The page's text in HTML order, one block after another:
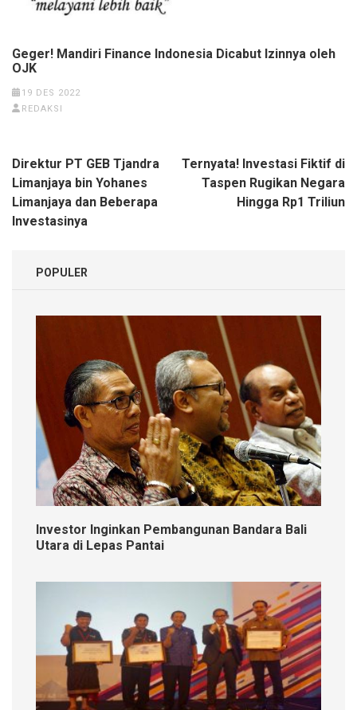
Geger! Mandiri Finance Indonesia Dicabut Izinnya oleh
OJK
19 DES 2022
REDAKSI
Navigasi
pos
Direktur PT GEB Tjandra
Limanjaya bin Yohanes
Limanjaya dan Beberapa
Investasinya
Ternyata! Investasi Fiktif di
Taspen Rugikan Negara
Hingga Rp1 Triliun
POPULER
Investor Inginkan Pembangunan Bandara Bali
Utara di Lepas Pantai